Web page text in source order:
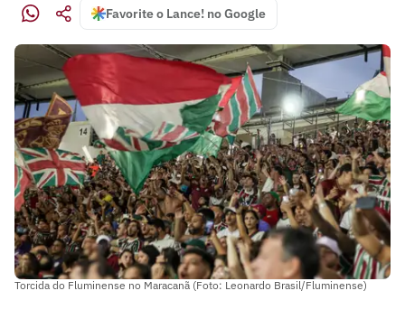
Favorite o Lance! no Google
Torcida do Fluminense no Maracanã (Foto: Leonardo Brasil/Fluminense)